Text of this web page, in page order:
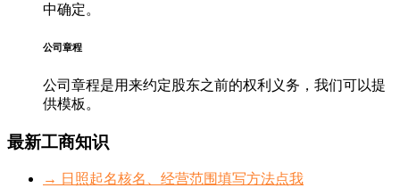
中确定。
公司章程
公司章程是用来约定股东之前的权利义务，我们可以提
供模板。
最新工商知识
→ 日照起名核名、经营范围填写方法点我